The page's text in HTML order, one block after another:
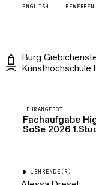
ENGLISH BEWERBEN
Burg
Kunsthochschule
LEHRANGEBOT
Fachaufgabe
SoSe 2026
LEHRENDE(R)